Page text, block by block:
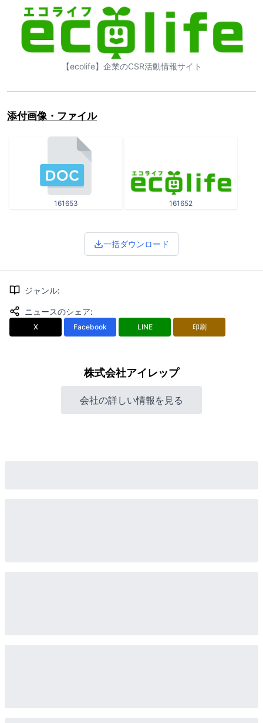
【ecolife】企業のCSR活動情報サイト
添付画像・ファイル
161653 161652
一括ダウンロード
ジャンル:
ニュースのシェア:
X Facebook LINE 印刷
株式会社アイレップ
会社の詳しい情報を見る